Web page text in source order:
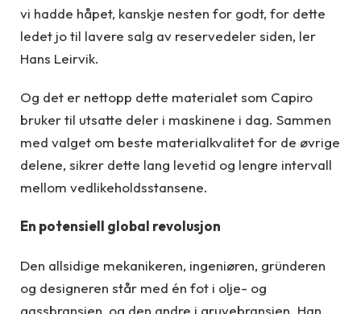
vi hadde håpet, kanskje nesten for godt, for dette
ledet jo til lavere salg av reservedeler siden, ler
Hans Leirvik.
Og det er nettopp dette materialet som Capiro
bruker til utsatte deler i maskinene i dag. Sammen
med valget om beste materialkvalitet for de øvrige
delene, sikrer dette lang levetid og lengre intervall
mellom vedlikeholdsstansene.
En potensiell global revolusjon
Den allsidige mekanikeren, ingeniøren, gründeren
og designeren står med én fot i olje- og
gassbransjen, og den andre i gruvebransjen. Han